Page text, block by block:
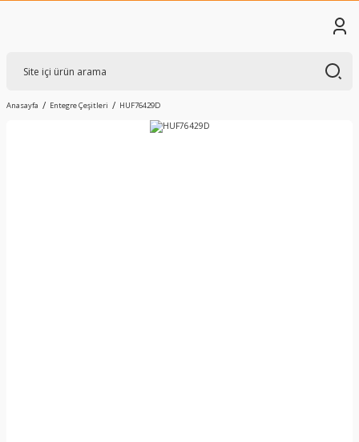
Anasayfa Entegre Çeşitleri HUF76429D